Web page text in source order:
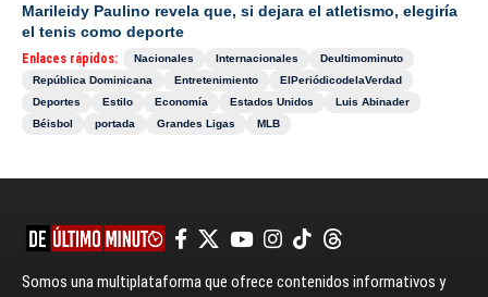
Marileidy Paulino revela que, si dejara el atletismo, elegiría
el tenis como deporte
Enlaces rápidos: Nacionales Internacionales
Deultimominuto
República Dominicana
Entretenimiento
ElPeriódicodelaVerdad
Deportes
Estilo Economía Estados Unidos
Luis Abinader
Béisbol
portada Grandes Ligas MLB
Somos una multiplataforma que ofrece contenidos informativos y